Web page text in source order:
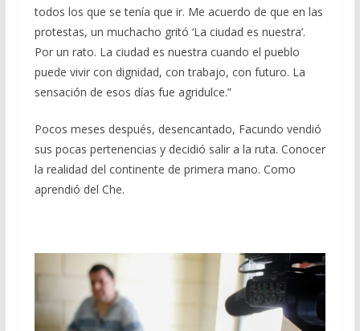
todos los que se tenía que ir. Me acuerdo de que en las
protestas, un muchacho gritó ‘La ciudad es nuestra’.
Por un rato. La ciudad es nuestra cuando el pueblo
puede vivir con dignidad, con trabajo, con futuro. La
sensación de esos días fue agridulce.”
Pocos meses después, desencantado, Facundo vendió
sus pocas pertenencias y decidió salir a la ruta. Conocer
la realidad del continente de primera mano. Como
aprendió del Che.